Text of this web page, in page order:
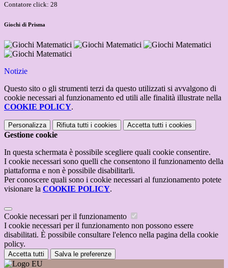
Contatore click: 28
Giochi di Prisma
Notizie
Questo sito o gli strumenti terzi da questo utilizzati si avvalgono di
cookie necessari al funzionamento ed utili alle finalità illustrate nella
COOKIE POLICY.
Personalizza Rifiuta tutti i cookies Accetta tutti i cookies
Gestione cookie
In questa schermata è possibile scegliere quali cookie consentire.
I cookie necessari sono quelli che consentono il funzionamento della
piattaforma e non è possibile disabilitarli.
Per conoscere quali sono i cookie necessari al funzionamento potete
visionare la COOKIE POLICY.
Cookie necessari per il funzionamento
I cookie necessari per il funzionamento non possono essere
disabilitati. È possibile consultare l'elenco nella pagina della cookie
policy.
Accetta tutti Salva le preferenze